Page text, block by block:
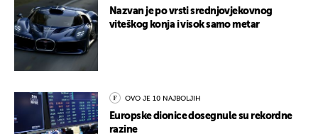
Nazvan je po vrsti srednjovjekovnog
viteškog konja i visok samo metar
OVO JE 10 NAJBOLJIH
Europske dionice dosegnule su rekordne
razine